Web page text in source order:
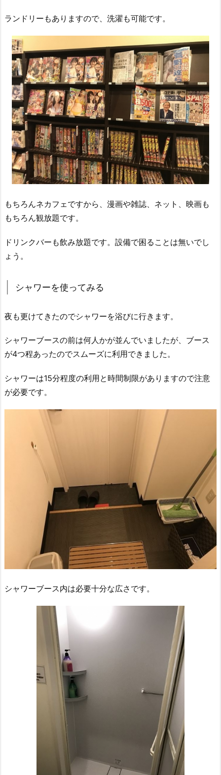
ランドリーもありますので、洗濯も可能です。
もちろんネカフェですから、漫画や雑誌、ネット、映画も
もちろん観放題です。
ドリンクバーも飲み放題です。設備で困ることは無いでし
ょう。
シャワーを使ってみる
夜も更けてきたのでシャワーを浴びに行きます。
シャワーブースの前は何人かが並んでいましたが、ブース
が4つ程あったのでスムーズに利用できました。
シャワーは15分程度の利用と時間制限がありますので注意
が必要です。
シャワーブース内は必要十分な広さです。